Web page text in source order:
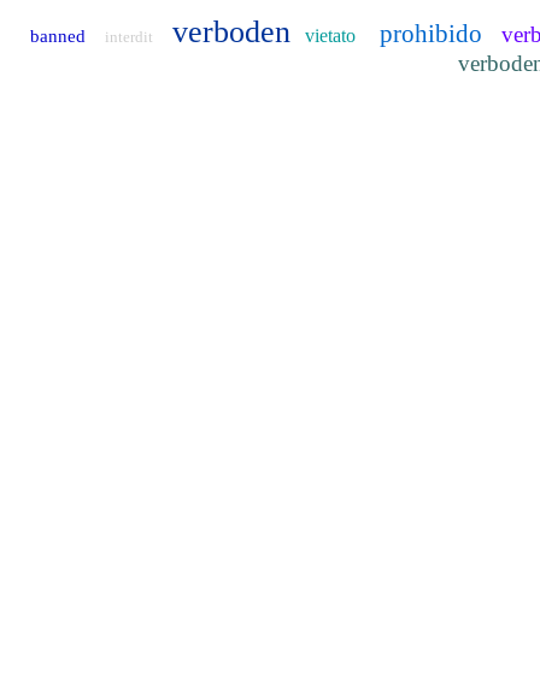
banned interdit verboden vietato prohibido